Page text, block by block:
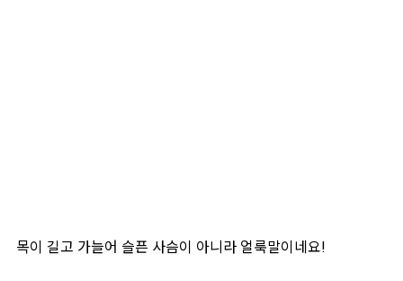
목이 길고 가늘어 슬픈 사슴이 아니라 얼룩말이네요!